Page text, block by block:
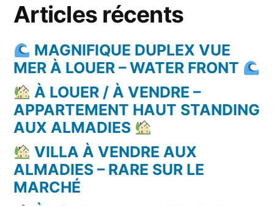
Articles récents
MAGNIFIQUE DUPLEX VUE
MER À LOUER – WATER FRONT
À LOUER / À VENDRE –
APPARTEMENT HAUT STANDING
AUX ALMADIES
VILLA À VENDRE AUX
ALMADIES – RARE SUR LE
MARCHÉ